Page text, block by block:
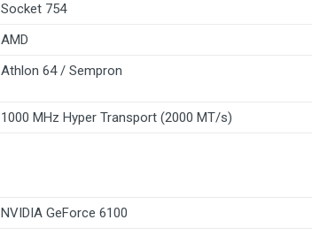
Socket 754
AMD
Athlon 64 / Sempron
1000 MHz Hyper Transport (2000 MT/s)
NVIDIA GeForce 6100